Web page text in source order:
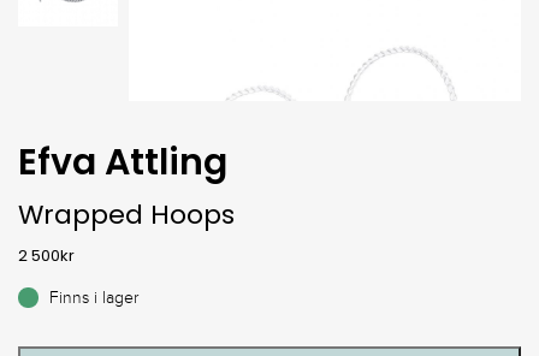
Efva Attling
Wrapped Hoops
2 500kr
Finns i lager